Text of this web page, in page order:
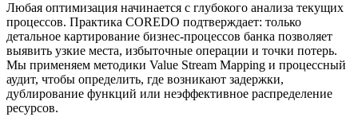
Любая оптимизация начинается с глубокого анализа текущих
процессов. Практика COREDO подтверждает: только
детальное картирование бизнес-процессов банка позволяет
выявить узкие места, избыточные операции и точки потерь.
Мы применяем методики Value Stream Mapping и процессный
аудит, чтобы определить, где возникают задержки,
дублирование функций или неэффективное распределение
ресурсов.